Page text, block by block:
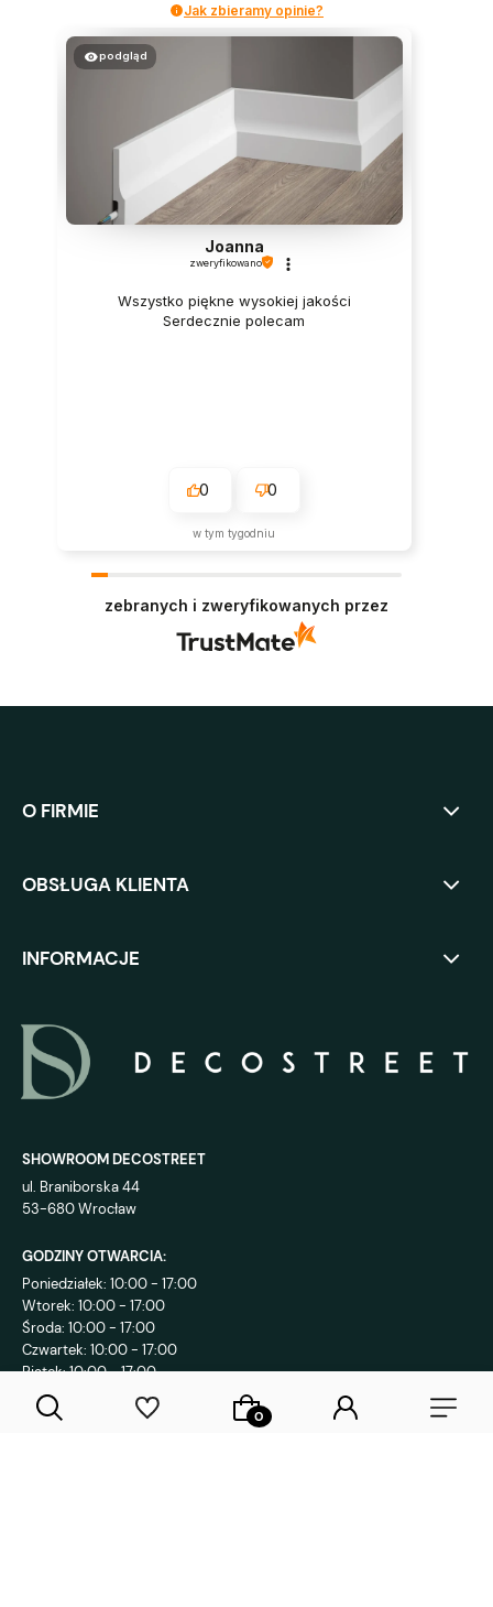
Jak zbieramy opinie?
podgląd
Joanna
zweryfikowano
Wszystko piękne wysokiej jakości
Serdecznie polecam
0 0
w tym tygodniu
zebranych i zweryfikowanych przez
O FIRMIE
OBSŁUGA KLIENTA
INFORMACJE
SHOWROOM DECOSTREET
ul. Braniborska 44
53-680 Wrocław
GODZINY OTWARCIA:
Poniedziałek: 10:00 - 17:00
Wtorek: 10:00 - 17:00
Środa: 10:00 - 17:00
Czwartek: 10:00 - 17:00
Piątek: 10:00 - 17:00
KONTAKT: